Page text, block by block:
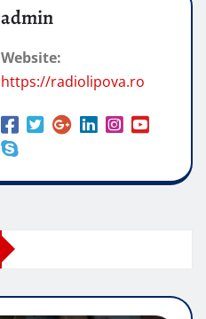
admin
Website:
https://radiolipova.ro